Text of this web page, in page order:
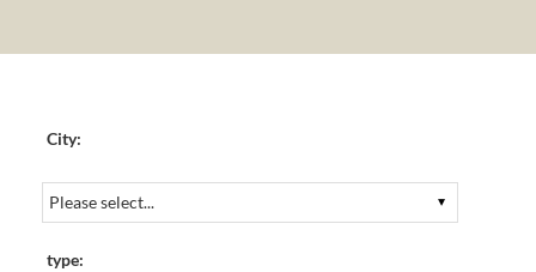
City:
type: